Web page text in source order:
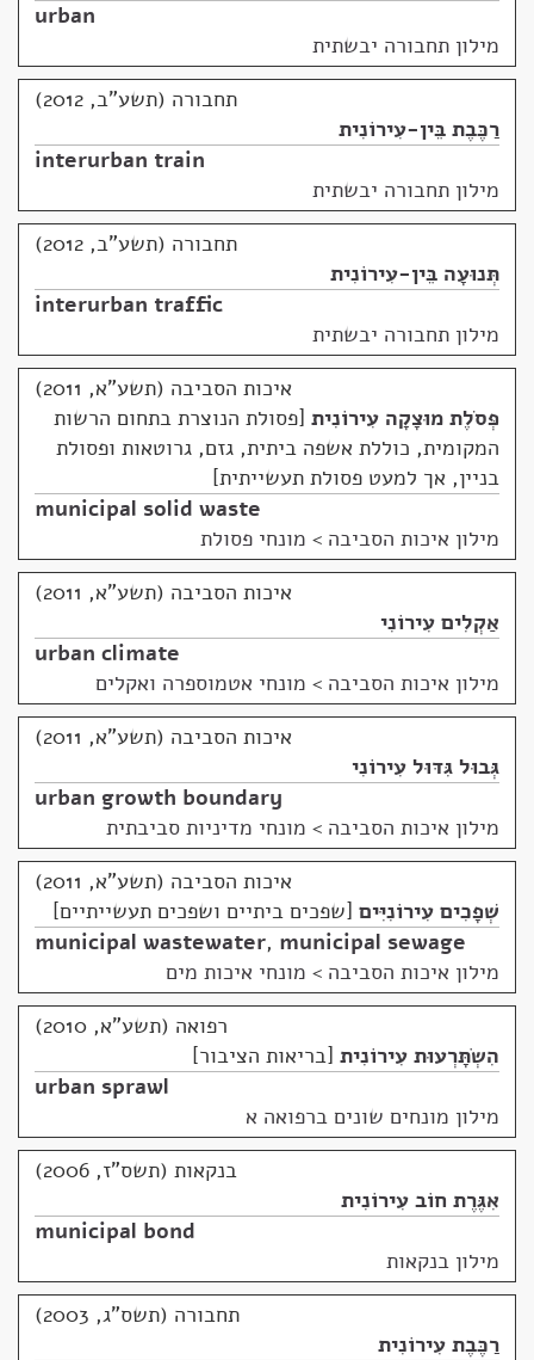
urban
מילון תחבורה יבשתית
תחבורה (תשע"ב, 2012)
רַכֶּבֶת בֵּין-עִירוֹנִית
interurban train
מילון תחבורה יבשתית
תחבורה (תשע"ב, 2012)
תְּנוּעָה בֵּין-עִירוֹנִית
interurban traffic
מילון תחבורה יבשתית
איכות הסביבה (תשע"א, 2011)
פְּסֹלֶת מוּצָקָה עִירוֹנִית פסולת הנוצרת בתחום הרשות
המקומית, כוללת אשפה ביתית, גזם, גרוטאות ופסולת
בניין, אך למעט פסולת תעשייתית
municipal solid waste
מילון איכות הסביבה > מונחי פסולת
איכות הסביבה (תשע"א, 2011)
אַקְלִים עִירוֹנִי
urban climate
מילון איכות הסביבה > מונחי אטמוספרה ואקלים
איכות הסביבה (תשע"א, 2011)
גְּבוּל גִּדּוּל עִירוֹנִי
urban growth boundary
מילון איכות הסביבה > מונחי מדיניות סביבתית
איכות הסביבה (תשע"א, 2011)
שְׁפָכִים עִירוֹנִיִּים שפכים ביתיים ושפכים תעשייתיים
municipal wastewater, municipal sewage
מילון איכות הסביבה > מונחי איכות מים
רפואה (תשע"א, 2010)
הִשְׂתָּרְעוּת עִירוֹנִית בריאות הציבור
urban sprawl
מילון מונחים שונים ברפואה א
בנקאות (תשס"ז, 2006)
אִגֶּרֶת חוֹב עִירוֹנִית
municipal bond
מילון בנקאות
תחבורה (תשס"ג, 2003)
רַכֶּבֶת עִירוֹנִית